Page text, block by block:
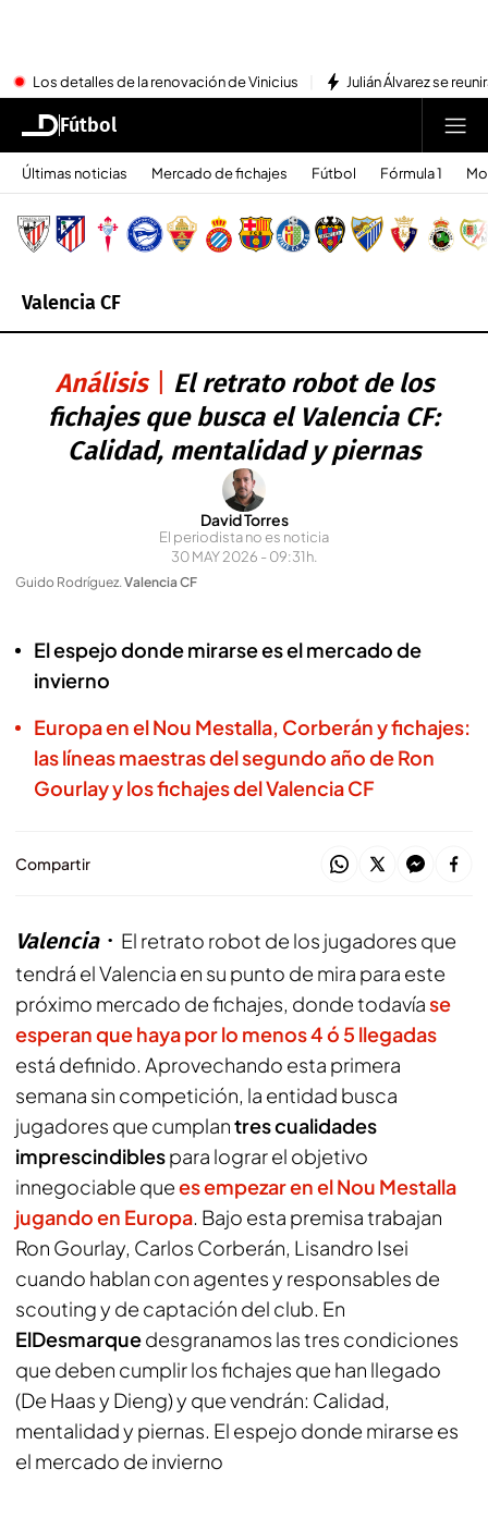
Los detalles de la renovación de Vinicius Julián Álvarez se
Fútbol
Últimas noticias Mercado de fichajes Fútbol Fórmula 1
Valencia CF
Análisis
El retrato robot de los
fichajes que busca el Valencia CF:
Calidad, mentalidad y piernas
David Torres
El periodista no es noticia
30 MAY 2026 - 09:31h.
Guido Rodríguez.Valencia CF
El espejo donde mirarse es el mercado de
invierno
Europa en el Nou Mestalla, Corberán y fichajes:
las líneas maestras del segundo año de Ron
Gourlay y los fichajes del Valencia CF
Compartir
Valencia
El retrato robot de los jugadores que
tendrá el Valencia en su punto de mira para este
próximo mercado de fichajes, donde todavíase
esperan que haya por lo menos 4 ó 5 llegadas
está definido. Aprovechando esta primera
semana sin competición, la entidad busca
jugadores que cumplantres cualidades
imprescindiblespara lograr el objetivo
innegociable quees empezar en el Nou Mestalla
jugando en Europa. Bajo esta premisa trabajan
Ron Gourlay, Carlos Corberán, Lisandro Isei
cuando hablan con agentes y responsables de
scouting y de captación del club. En
ElDesmarquedesgranamos las tres condiciones
que deben cumplir los fichajes que han llegado
(De Haas y Dieng) y que vendrán: Calidad,
mentalidad y piernas. El espejo donde mirarse es
el mercado de invierno